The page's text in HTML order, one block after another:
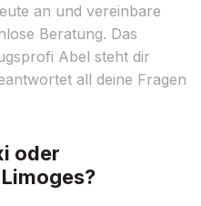
an und vereinbare
Beratung. Das
Abel steht dir
all deine Fragen
oder